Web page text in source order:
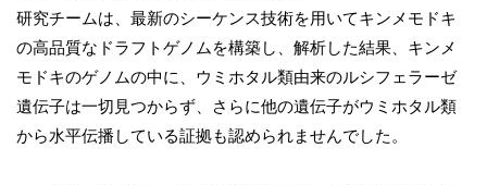
研究チームは、最新のシーケンス技術を用いてキンメモドキ
の高品質なドラフトゲノムを構築し、解析した結果、キンメ
モドキのゲノムの中に、ウミホタル類由来のルシフェラーゼ
遺伝子は一切見つからず、さらに他の遺伝子がウミホタル類
から水平伝播している証拠も認められませんでした。